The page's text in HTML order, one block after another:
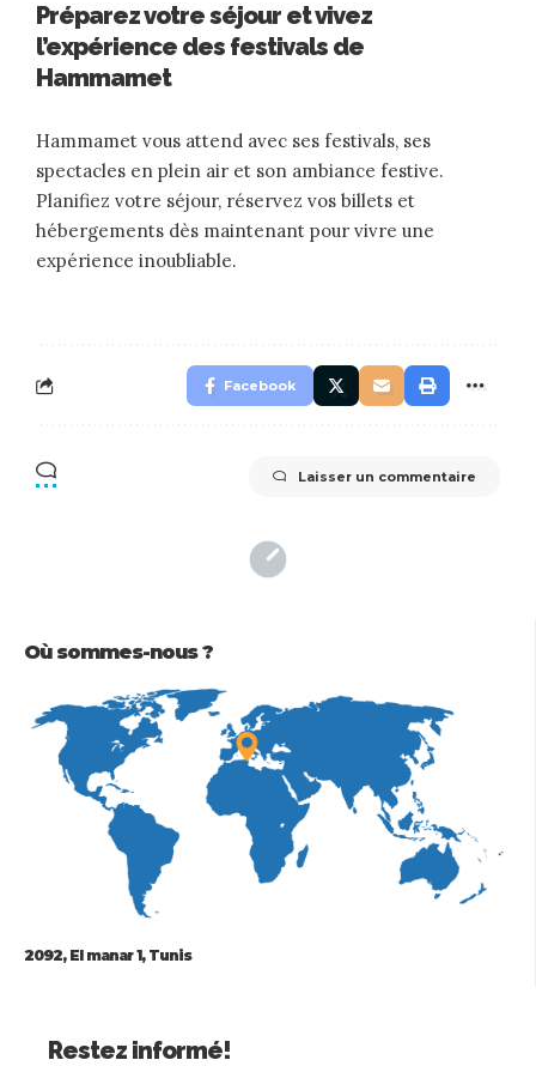
Préparez votre séjour et vivez
l’expérience des festivals de
Hammamet
Hammamet vous attend avec ses festivals, ses
spectacles en plein air et son ambiance festive.
Planifiez votre séjour, réservez vos billets et
hébergements dès maintenant pour vivre une
expérience inoubliable.
Facebook
Laisser un commentaire
Où sommes-nous ?
2092, El manar 1, Tunis
Restez informé!